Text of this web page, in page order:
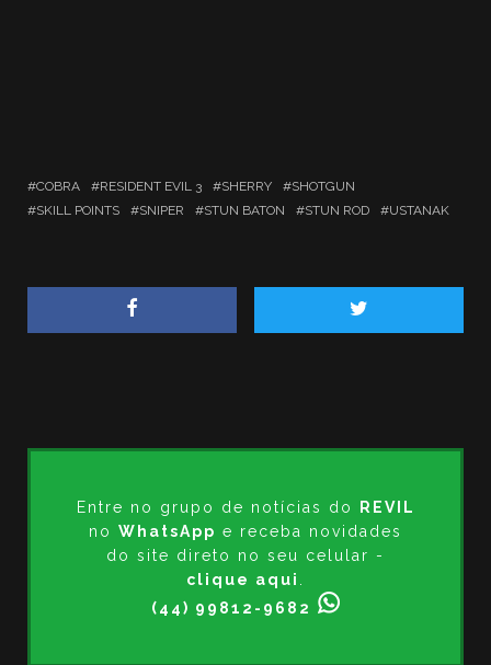
COBRA RESIDENT EVIL 3 SHERRY
SHOTGUN
SKILL POINTS
SNIPER STUN BATON STUN ROD USTANAK
Entre no grupo de notícias do
REVIL
no WhatsApp e receba novidades
do site direto no seu celular -
clique aqui .
(44) 99812-9682